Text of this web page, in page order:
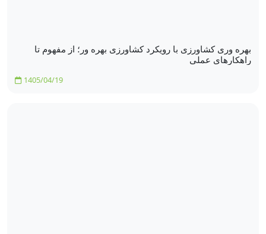
بهره‌ وری کشاورزی با رویکرد کشاورزی بهره‌ ور؛ از مفهوم تا
راهکارهای عملی
1405/04/19